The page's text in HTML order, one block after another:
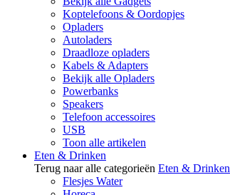
Koptelefoons & Oordopjes
Opladers
Autoladers
Draadloze opladers
Kabels & Adapters
Bekijk alle Opladers
Powerbanks
Speakers
Telefoon accessoires
USB
Toon alle artikelen
Eten & Drinken
Terug naar alle categorieën Eten & Drinken
Flesjes Water